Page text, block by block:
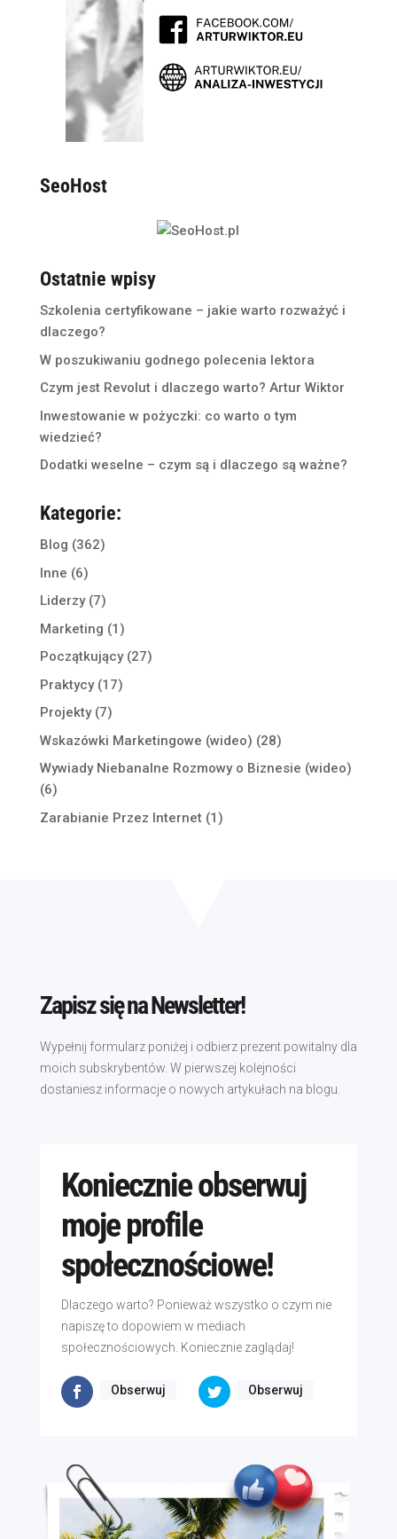
SeoHost
Ostatnie wpisy
Szkolenia certyfikowane – jakie warto rozważyć i
dlaczego?
W poszukiwaniu godnego polecenia lektora
Czym jest Revolut i dlaczego warto? Artur Wiktor
Inwestowanie w pożyczki: co warto o tym
wiedzieć?
Dodatki weselne – czym są i dlaczego są ważne?
Kategorie:
Blog (362)
Inne (6)
Liderzy(7)
Marketing (1)
Początkujący(27)
Praktycy(17)
Projekty(7)
Wskazówki Marketingowe (wideo) (28)
Wywiady Niebanalne Rozmowy o Biznesie (wideo)
(6)
Zarabianie Przez Internet(1)
Zapisz się na Newsletter!
Wypełnij formularz poniżej i odbierz prezent powitalny dla
moich subskrybentów. W pierwszej kolejności
dostaniesz informacje o nowych artykułach na blogu.
Koniecznie obserwuj
moje profile
społecznościowe!
Dlaczego warto? Ponieważ wszystko o czym nie
napiszę to dopowiem w mediach
społecznościowych. Koniecznie zaglądaj!
Obserwuj Obserwuj